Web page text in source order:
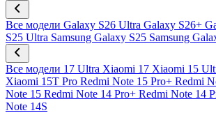
Все модели Galaxy S26 Ultra Galaxy S26+
S25 Ultra Samsung Galaxy S25 Samsung
Все модели 17 Ultra Xiaomi 17 Xiaomi 15
Xiaomi 15T Pro Redmi Note 15 Pro+ Redmi
Note 15 Redmi Note 14 Pro+ Redmi Note 14
Note 14S